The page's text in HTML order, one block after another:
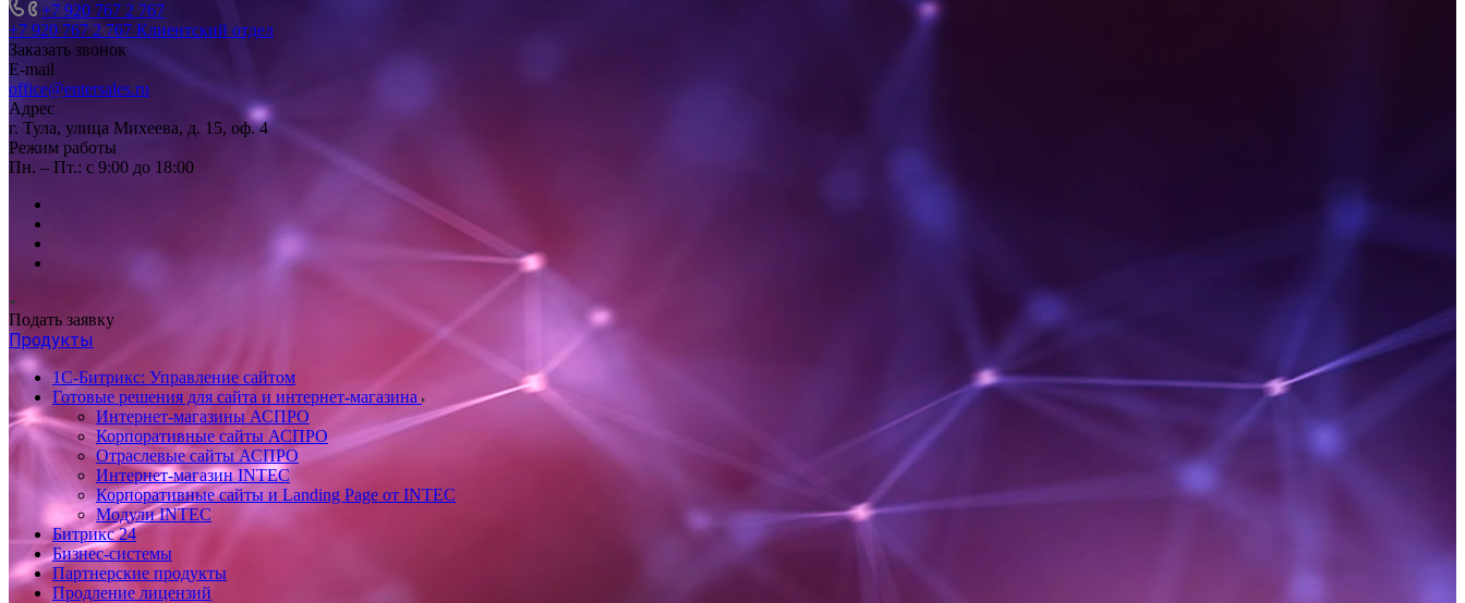
+7 920 767 2 767
+7 920 767 2 767 Клиентский отдел
Заказать звонок
E-mail
office@entersales.ru
Адрес
г. Тула, улица Михеева, д. 15, оф. 4
Режим работы
Пн. – Пт.: с 9:00 до 18:00
Подать заявку
Продукты
1С-Битрикс: Управление сайтом
Готовые решения для сайта и интернет-магазина
Интернет-магазины АСПРО
Корпоративные сайты АСПРО
Отраслевые сайты АСПРО
Интернет-магазин INTEC
Корпоративные сайты и Landing Page от INTEC
Модули INTEC
Битрикс 24
Бизнес-системы
Партнерские продукты
Продление лицензий